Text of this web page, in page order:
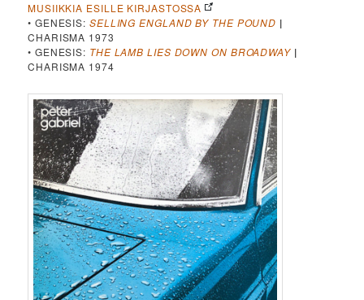
MUSIIKKIA ESILLE KIRJASTOSSA
• GENESIS: SELLING ENGLAND BY THE POUND |
CHARISMA 1973
• GENESIS: THE LAMB LIES DOWN ON BROADWAY |
CHARISMA 1974